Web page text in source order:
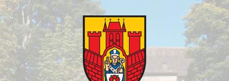
Skip
to
content
Skip
to
main
navigation
Skip
to
footer